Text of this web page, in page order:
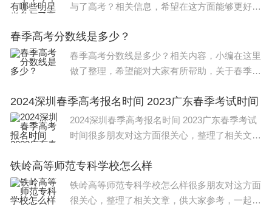
与了高考？相关信息，希望在这方面能够更好的
洛、赵今麦、周奇、刘奇、李庚希，焉栩嘉 等
等。 何洛
春季高考分数线是多少？
春季高考分数线是多少？相关内容，小编在这里
做了整理，希望能对大家有所帮助，关于春季高
022年春季高考批录取最低分数线在420-440分
之间(文史 475分,理工 46
2024深圳春季高考报名时间 2023广东春季考试时间
2024深圳春季高考报名时间 2023广东春季考试
时间很多朋友对这方面很关心，整理了相关文
息： 广东2023年春季高考：依学考录取将于202
2年11月1日至10日报名。
铁岭高等师范专科学校怎么样
铁岭高等师范专科学校怎么样很多朋友对这方面
很关心，整理了相关文章，供大家参考，一起来